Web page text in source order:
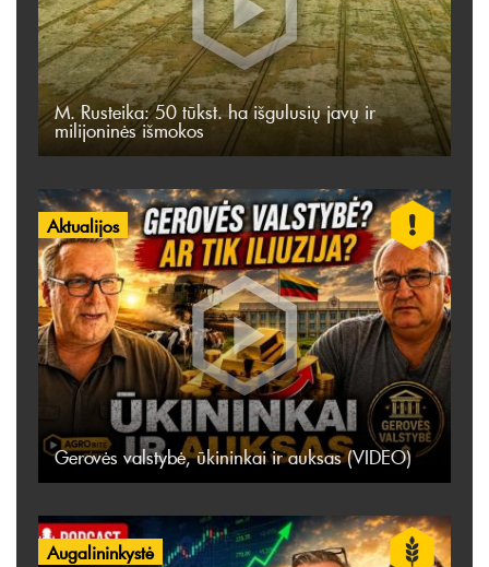
M. Rusteika: 50 tūkst. ha išgulusių javų ir
milijoninės išmokos
Aktualijos
Gerovės valstybė, ūkininkai ir auksas (VIDEO)
Augalininkystė